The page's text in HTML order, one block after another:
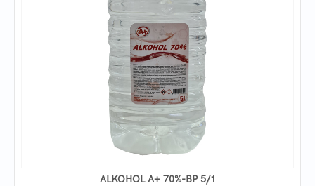
ALKOHOL A+ 70%-BP 5/1